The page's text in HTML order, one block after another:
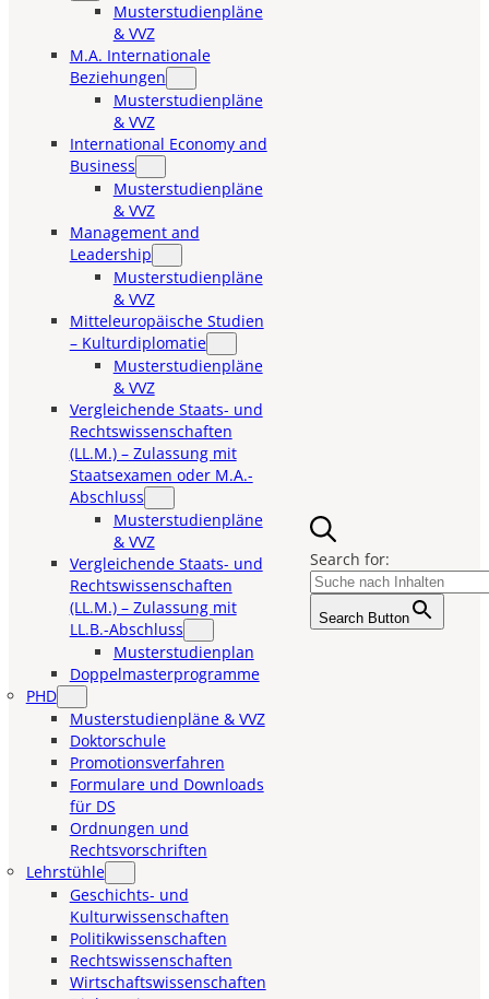
Musterstudienpläne
& VVZ
M.A. Internationale
Beziehungen
Musterstudienpläne
& VVZ
International Economy and
Business
Musterstudienpläne
& VVZ
Management and
Leadership
Musterstudienpläne
& VVZ
Mitteleuropäische Studien
– Kulturdiplomatie
Musterstudienpläne
& VVZ
Vergleichende Staats- und
Rechtswissenschaften
(LL.M.) – Zulassung mit
Staatsexamen oder M.A.-
Abschluss
Musterstudienpläne
& VVZ
Vergleichende Staats- und
Rechtswissenschaften
(LL.M.) – Zulassung mit
LL.B.-Abschluss
Musterstudienplan
Doppelmasterprogramme
PHD
Musterstudienpläne & VVZ
Doktorschule
Promotionsverfahren
Formulare und Downloads
für DS
Ordnungen und
Rechtsvorschriften
Lehrstühle
Geschichts- und
Kulturwissenschaften
Politikwissenschaften
Rechtswissenschaften
Wirtschaftswissenschaften
Search for:
Search Button